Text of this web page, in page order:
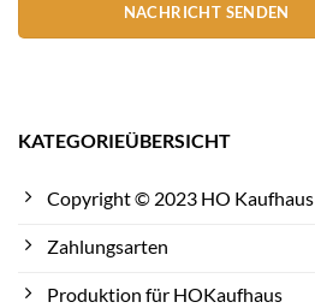
NACHRICHT SENDEN
KATEGORIEÜBERSICHT
Copyright © 2023 HO Kaufhaus
Zahlungsarten
Produktion für HOKaufhaus